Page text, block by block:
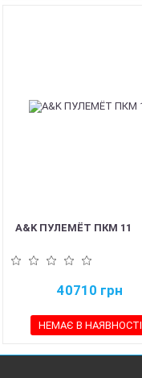
A&K ПУЛЕМЁТ ПКМ 11
40710 грн
НЕМАЄ В НАЯВНОСТІ